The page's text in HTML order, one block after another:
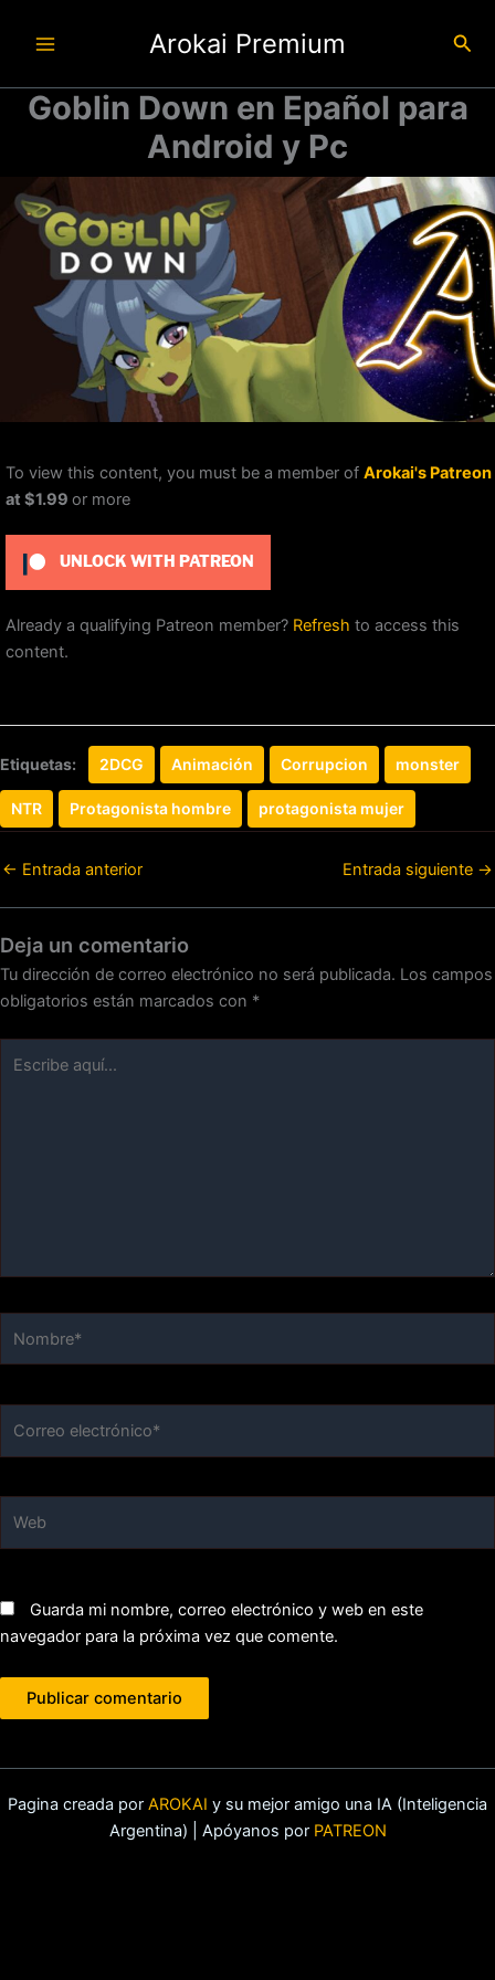
Arokai Premium
Goblin Down en Epañol para
Android y Pc
To view this content, you must be a member of Arokai's Patreon
at $1.99 or more
UNLOCK WITH PATREON
Already a qualifying Patreon member? Refresh to access this
content.
Etiquetas: 2DCG Animación Corrupcion monster
NTR Protagonista hombre protagonista mujer
← Entrada anterior Entrada siguiente →
Deja un comentario
Tu dirección de correo electrónico no será publicada. Los campos
obligatorios están marcados con *
aquí...
electrónico*
Guarda mi nombre, correo electrónico y web en este
navegador para la próxima vez que comente.
Pagina creada por AROKAI y su mejor amigo una IA (Inteligencia
Argentina) | Apóyanos por PATREON